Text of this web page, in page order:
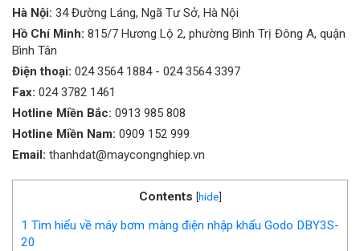
Hà Nội: 34 Đường Láng, Ngã Tư Sở, Hà Nội
Hồ Chí Minh: 815/7 Hương Lộ 2, phường Bình Trị Đông A, quận
Bình Tân
Điện thoại: 024 3564 1884- 024 3564 3397
Fax: 024 3782 1461
Hotline Miền Bắc: 0913 985 808
Hotline Miền Nam: 0909 152 999
Email: thanhdat@maycongnghiep.vn
Contents [hide]
1 Tìm hiểu về máy bơm màng điện nhập khẩu Godo DBY3S-
20